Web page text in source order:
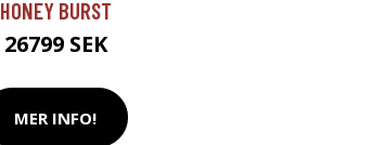
HONEY BURST
26799 SEK
MER INFO!